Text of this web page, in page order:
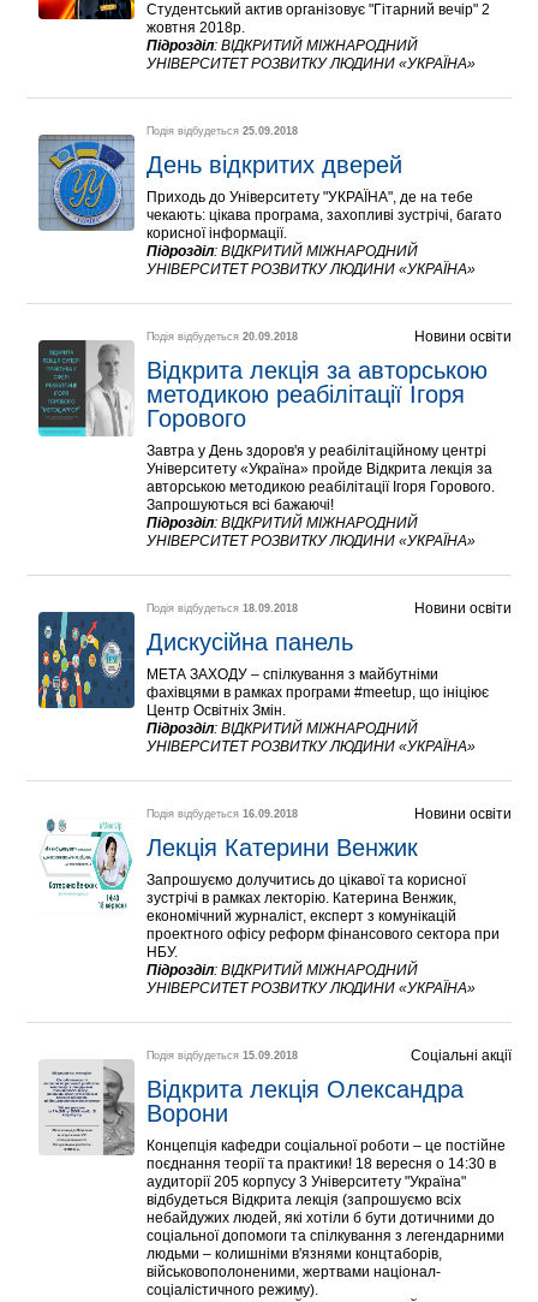
Студентський актив організовує "Гітарний вечір" 2
жовтня 2018р.
Підрозділ:ВІДКРИТИЙ МІЖНАРОДНИЙ
УНІВЕРСИТЕТ РОЗВИТКУ ЛЮДИНИ «УКРАЇНА»
Подія відбудеться25.09.2018
День відкритих дверей
Приходь до Університету "УКРАЇНА", де на тебе
чекають: цікава програма, захопливі зустрічі, багато
корисної інформації.
Підрозділ:ВІДКРИТИЙ МІЖНАРОДНИЙ
УНІВЕРСИТЕТ РОЗВИТКУ ЛЮДИНИ «УКРАЇНА»
Новини освіти
Подія відбудеться20.09.2018
Відкрита лекція за авторською
методикою реабілітації Ігоря
Горового
Завтра у День здоров'я у реабілітаційному центрі
Університету «Україна» пройде Відкрита лекція за
авторською методикою реабілітації Ігоря Горового.
Запрошуються всі бажаючі!
Підрозділ:ВІДКРИТИЙ МІЖНАРОДНИЙ
УНІВЕРСИТЕТ РОЗВИТКУ ЛЮДИНИ «УКРАЇНА»
Новини освіти
Подія відбудеться18.09.2018
Дискусійна панель
МЕТА ЗАХОДУ – спілкування з майбутніми
фахівцями в рамках програми #meetup, що ініціює
Центр Освітніх Змін.
Підрозділ:ВІДКРИТИЙ МІЖНАРОДНИЙ
УНІВЕРСИТЕТ РОЗВИТКУ ЛЮДИНИ «УКРАЇНА»
Новини освіти
Подія відбудеться16.09.2018
Лекція Катерини Венжик
Запрошуємо долучитись до цікавої та корисної
зустрічі в рамках лекторію. Катерина Венжик,
економічний журналіст, експерт з комунікацій
проектного офісу реформ фінансового сектора при
НБУ.
Підрозділ:ВІДКРИТИЙ МІЖНАРОДНИЙ
УНІВЕРСИТЕТ РОЗВИТКУ ЛЮДИНИ «УКРАЇНА»
Соціальні акції
Подія відбудеться15.09.2018
Відкрита лекція Олександра
Ворони
Концепція кафедри соціальної роботи – це постійне
поєднання теорії та практики! 18 вересня о 14:30 в
аудиторії 205 корпусу 3 Університету "Україна"
відбудеться Відкрита лекція (запрошуємо всіх
небайдужих людей, які хотіли б бути дотичними до
соціальної допомоги та спілкування з легендарними
людьми – колишніми в'язнями концтаборів,
військовополоненими, жертвами націонал-
соціалістичного режиму).